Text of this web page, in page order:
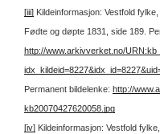
[iii] Kildeinformasjon: Vestfold
Fødte og døpte 1831, side 189.
http://www.arkivverket.no/
Permanent bildelenke: http://
kb20070427620058.jpg
[iv] Kildeinformasjon: Vestfold